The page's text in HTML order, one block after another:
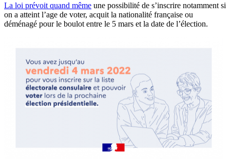
La loi prévoit quand même une possibilité de s’inscrire notamment si
on a atteint l’age de voter, acquit la nationalité française ou
déménagé pour le boulot entre le 5 mars et la date de l’élection.